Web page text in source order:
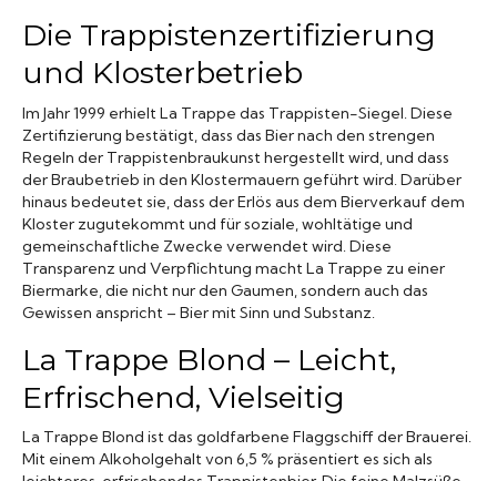
Die Trappistenzertifizierung
und Klosterbetrieb
Im Jahr 1999 erhielt La Trappe das Trappisten-Siegel. Diese
Zertifizierung bestätigt, dass das Bier nach den strengen
Regeln der Trappistenbraukunst hergestellt wird, und dass
der Braubetrieb in den Klostermauern geführt wird. Darüber
hinaus bedeutet sie, dass der Erlös aus dem Bierverkauf dem
Kloster zugutekommt und für soziale, wohltätige und
gemeinschaftliche Zwecke verwendet wird. Diese
Transparenz und Verpflichtung macht La Trappe zu einer
Biermarke, die nicht nur den Gaumen, sondern auch das
Gewissen anspricht – Bier mit Sinn und Substanz.
La Trappe Blond – Leicht,
Erfrischend, Vielseitig
La Trappe Blond ist das goldfarbene Flaggschiff der Brauerei.
Mit einem Alkoholgehalt von 6,5 % präsentiert es sich als